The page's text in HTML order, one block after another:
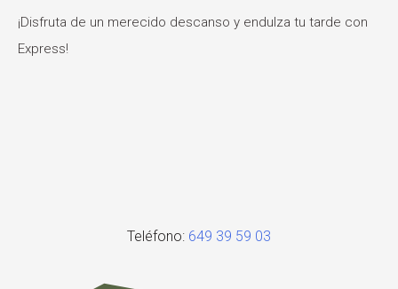
¡Disfruta de un merecido descanso y endulza tu tarde con
Express!
Teléfono: 649 39 59 03